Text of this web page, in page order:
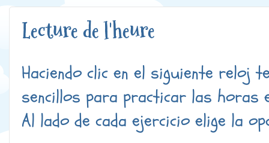
Lecture de l'heure
Haciendo clic en el siguiente reloj
sencillos para practicar las horas
Al lado de cada ejercicio elige la